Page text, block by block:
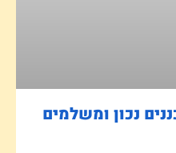
נכון ומשלמים